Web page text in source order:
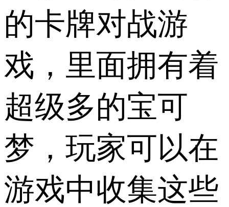
的卡牌对战游
戏，里面拥有着
超级多的宝可
梦，玩家可以在
游戏中收集这些